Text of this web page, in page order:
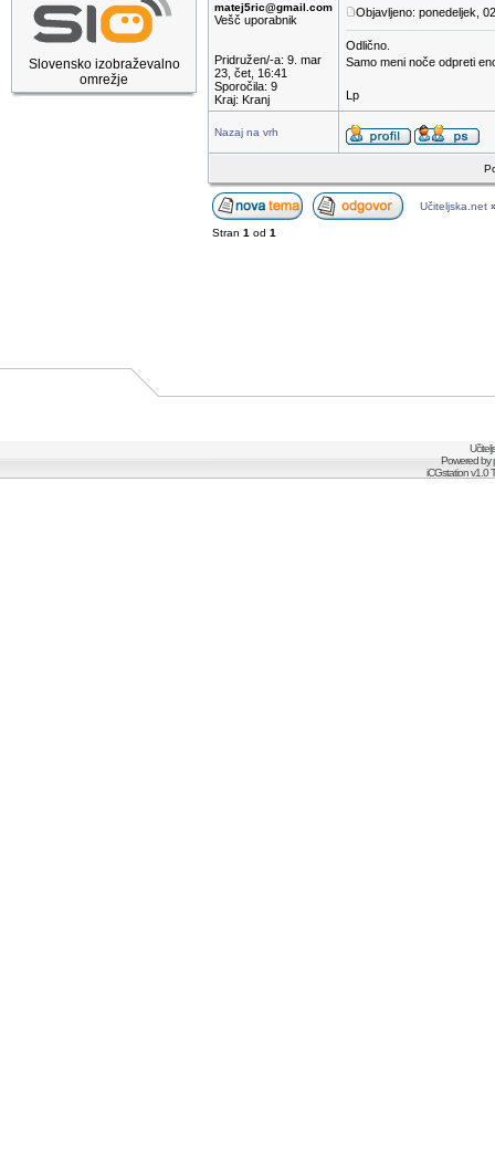
Slovensko izobraževalno
omrežje
matej5ric@gmail.com
Vešč uporabnik
Pridružen/-a: 9. mar
23, čet, 16:41
Sporočila: 9
Kraj: Kranj
Objavljeno: ponedeljek,
Odlično.
Samo meni noče odpreti
Lp
Nazaj na vrh
Učiteljska.net
Stran 1 od 1
Powered by
iCGstation v1.0